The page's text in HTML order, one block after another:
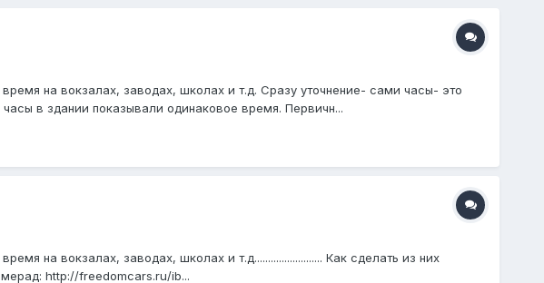
на вокзалах, заводах, школах и т.д. Сразу уточнение- сами часы- это
в здании показывали одинаковое время. Первичн...
на вокзалах, заводах, школах и т.д......................... Как сделать из них
http://freedomcars.ru/ib...